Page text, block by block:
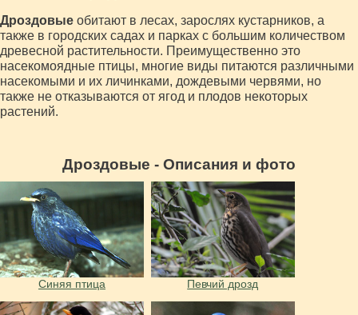
Дроздовые обитают в лесах, зарослях кустарников, а
также в городских садах и парках с большим количеством
древесной растительности. Преимущественно это
насекомоядные птицы, многие виды питаются различными
насекомыми и их личинками, дождевыми червями, но
также не отказываются от ягод и плодов некоторых
растений.
Дроздовые - Описания и фото
Синяя птица Певчий дрозд